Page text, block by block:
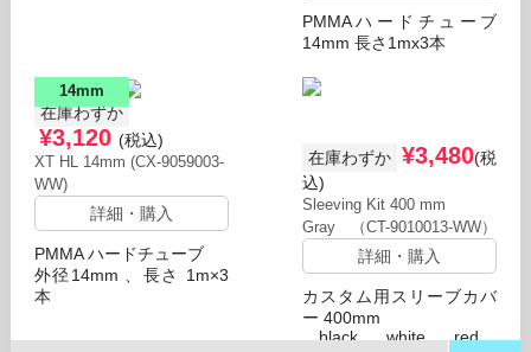
PMMAハードチューブ
14mm 長さ1mx3本
14mm
在庫わずか
¥3,120 (税込)
XT HL 14mm (CX-9059003-
WW)
詳細・購入
PMMA ハードチューブ
外径14mm 、長さ 1m×3
本
black white red
在庫わずか ¥3,480(税
込)
Sleeving Kit 400 mm
Gray （CT-9010013-WW）
詳細・購入
カスタム用スリーブカバ
ー 400mm